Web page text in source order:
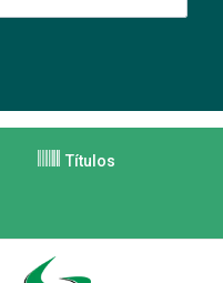
Títulos